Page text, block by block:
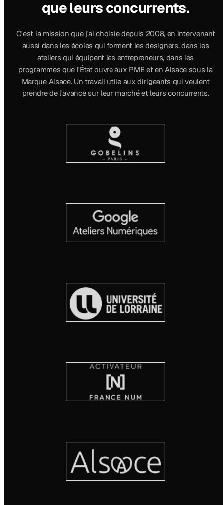
que leurs concurrents.
C'est la mission que j'ai choisie depuis 2008, en intervenant
aussi dans les écoles qui forment les designers, dans les
ateliers qui équipent les entrepreneurs, dans les
programmes que l'État ouvre aux PME et en Alsace sous la
Marque Alsace. Un travail utile aux dirigeants qui veulent
prendre de l'avance sur leur marché et leurs concurrents.